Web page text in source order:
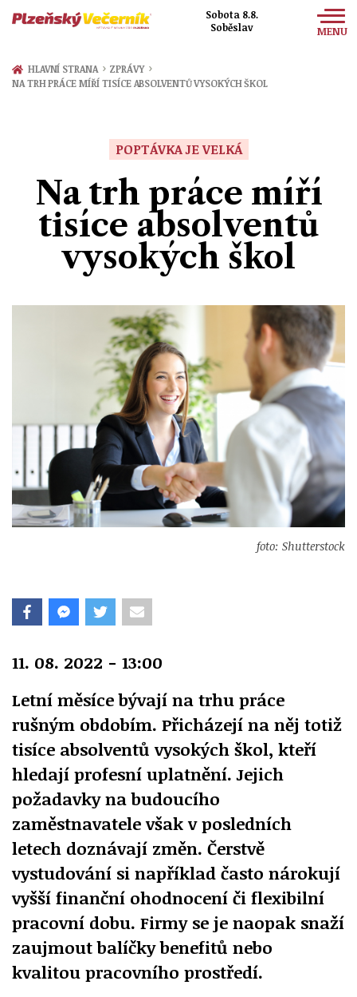
Sobota 8.8.
Soběslav
MENU
Zprávy
HLAVNÍ STRANA › ZPRÁVY ›
NA TRH PRÁCE MÍŘÍ TISÍCE ABSOLVENTŮ VYSOKÝCH ŠKOL
POPTÁVKA JE VELKÁ
Na trh práce míří
tisíce absolventů
vysokých škol
foto: Shutterstock
11. 08. 2022 - 13:00
Letní měsíce bývají na trhu práce
rušným obdobím. Přicházejí na něj totiž
tisíce absolventů vysokých škol, kteří
hledají profesní uplatnění. Jejich
požadavky na budoucího
zaměstnavatele však v posledních
letech doznávají změn. Čerstvě
vystudování si například často nárokují
vyšší finanční ohodnocení či flexibilní
pracovní dobu. Firmy se je naopak snaží
zaujmout balíčky benefitů nebo
kvalitou pracovního prostředí.